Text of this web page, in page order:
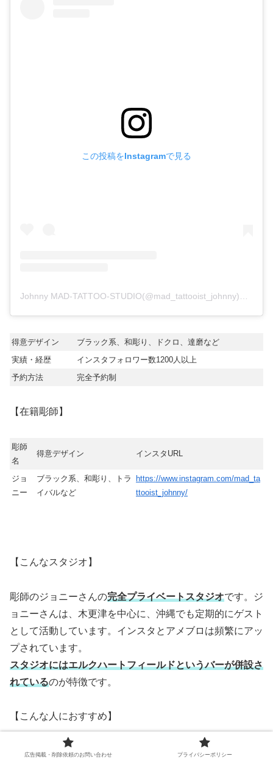
この投稿をInstagramで見る
得意デザイン
ブラック系、和彫り、ドクロ、達磨など
実績・経歴
インスタフォロワー数1200人以上
予約方法
完全予約制
【在籍彫師】
彫師
名
得意デザイン インスタURL
ジョ
ニー
ブラック系、和彫り、トラ
イバルなど
https://www.instagram.com/mad_ta
ttooist_johnny/
【こんなスタジオ】
彫師のジョニーさんの完全プライベートスタジオです。ジ
ョニーさんは、木更津を中心に、沖縄でも定期的にゲスト
として活動しています。インスタとアメブロは頻繁にアッ
プされています。
スタジオにはエルクハートフィールドというバーが併設さ
れているのが特徴です。
【こんな人におすすめ】
繊細なブラック系タトゥーを入れたい人におすすめ
広告掲載・削除依頼のお問い合わせ プライバシーポリシー